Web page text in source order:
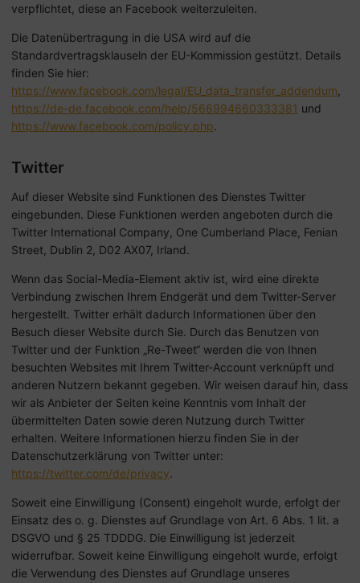
verpflichtet, diese an Facebook weiterzuleiten.
Die Datenübertragung in die USA wird auf die
Standardvertragsklauseln der EU-Kommission gestützt. Details
finden Sie hier:
https://www.facebook.com/legal/EU_data_transfer_addendum
https://de-de.facebook.com/help/566994660333381 und
https://www.facebook.com/policy.php.
Twitter
Auf dieser Website sind Funktionen des Dienstes Twitter
eingebunden. Diese Funktionen werden angeboten durch die
Twitter International Company, One Cumberland Place, Fenian
Street, Dublin 2, D02 AX07, Irland.
Wenn das Social-Media-Element aktiv ist, wird eine direkte
Verbindung zwischen Ihrem Endgerät und dem Twitter-Server
hergestellt. Twitter erhält dadurch Informationen über den
Besuch dieser Website durch Sie. Durch das Benutzen von
Twitter und der Funktion „Re-Tweet“ werden die von Ihnen
besuchten Websites mit Ihrem Twitter-Account verknüpft und
anderen Nutzern bekannt gegeben. Wir weisen darauf hin, dass
wir als Anbieter der Seiten keine Kenntnis vom Inhalt der
übermittelten Daten sowie deren Nutzung durch Twitter
erhalten. Weitere Informationen hierzu finden Sie in der
Datenschutzerklärung von Twitter unter:
https://twitter.com/de/privacy.
Soweit eine Einwilligung (Consent) eingeholt wurde, erfolgt der
Einsatz des o. g. Dienstes auf Grundlage von Art. 6 Abs. 1 lit. a
DSGVO und § 25 TDDDG. Die Einwilligung ist jederzeit
widerrufbar. Soweit keine Einwilligung eingeholt wurde, erfolgt
die Verwendung des Dienstes auf Grundlage unseres